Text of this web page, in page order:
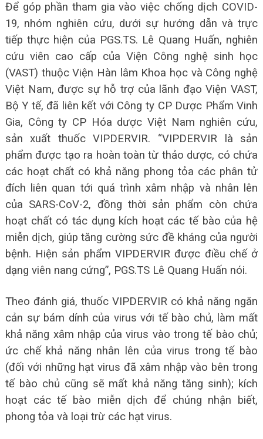
Để góp phần tham gia vào việc chống dịch COVID-
19, nhóm nghiên cứu, dưới sự hướng dẫn và trực
tiếp thực hiện của PGS.TS. Lê Quang Huấn, nghiên
cứu viên cao cấp của Viện Công nghệ sinh học
(VAST) thuộc Viện Hàn lâm Khoa học và Công nghệ
Việt Nam, được sự hỗ trợ của lãnh đạo Viện VAST,
Bộ Y tế, đã liên kết với Công ty CP Dược Phẩm Vinh
Gia, Công ty CP Hóa dược Việt Nam nghiên cứu,
sản xuất thuốc VIPDERVIR. “VIPDERVIR là sản
phẩm được tạo ra hoàn toàn từ thảo dược, có chứa
các hoạt chất có khả năng phong tỏa các phân tử
đích liên quan tới quá trình xâm nhập và nhân lên
của SARS-CoV-2, đồng thời sản phẩm còn chứa
hoạt chất có tác dụng kích hoạt các tế bào của hệ
miễn dịch, giúp tăng cường sức đề kháng của người
bệnh. Hiện sản phẩm VIPDERVIR được điều chế ở
dạng viên nang cứng”, PGS.TS Lê Quang Huấn nói.
Theo đánh giá, thuốc VIPDERVIR có khả năng ngăn
cản sự bám dính của virus với tế bào chủ, làm mất
khả năng xâm nhập của virus vào trong tế bào chủ;
ức chế khả năng nhân lên của virus trong tế bào
(đối với những hạt virus đã xâm nhập vào bên trong
tế bào chủ cũng sẽ mất khả năng tăng sinh); kích
hoạt các tế bào miễn dịch để chúng nhận biết,
phong tỏa và loại trừ các hạt virus.